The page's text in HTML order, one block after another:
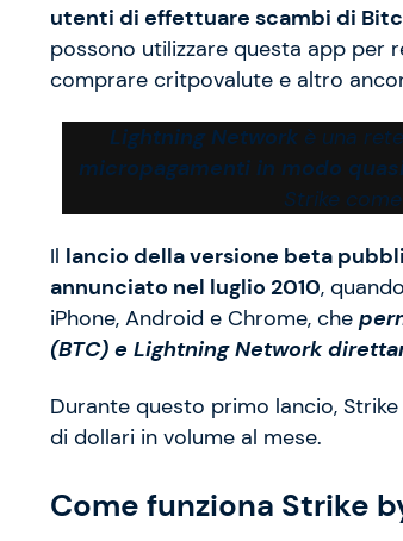
utenti di effettuare scambi di
possono utilizzare questa app per
comprare critpovalute e altro
Lightning Network è una
micropagamenti in modo
Strike
Il lancio della versione beta
annunciato nel luglio 2010,
iPhone, Android e Chrome, che
(BTC) e Lightning Network
Durante questo primo lancio,
di dollari in volume al mese.
Come funziona Strike